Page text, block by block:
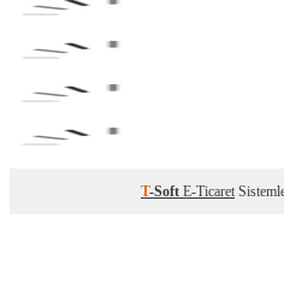
T-Soft E-Ticaret